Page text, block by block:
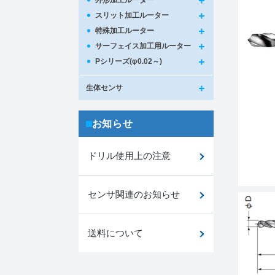
スリット加工ルーター
特殊加工ルーター
サーフェイス加工用ルーター
Pシリーズ(φ0.02～)
生体センサ
お知らせ
ドリル使用上の注意
センサ関連のお知らせ
送料について